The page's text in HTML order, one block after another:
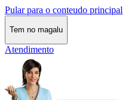
Pular para o conteudo principal
Tem no magalu
Atendimento